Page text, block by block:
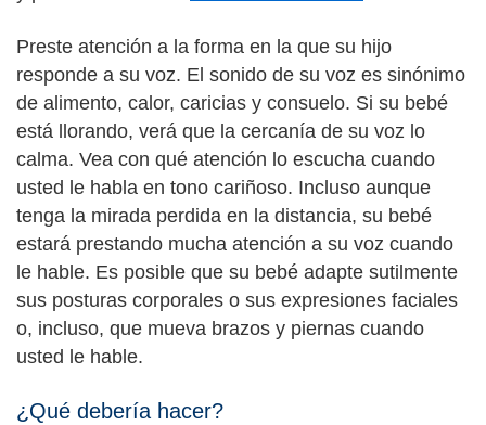
Preste atención a la forma en la que su hijo
responde a su voz. El sonido de su voz es sinónimo
de alimento, calor, caricias y consuelo. Si su bebé
está llorando, verá que la cercanía de su voz lo
calma. Vea con qué atención lo escucha cuando
usted le habla en tono cariñoso. Incluso aunque
tenga la mirada perdida en la distancia, su bebé
estará prestando mucha atención a su voz cuando
le hable. Es posible que su bebé adapte sutilmente
sus posturas corporales o sus expresiones faciales
o, incluso, que mueva brazos y piernas cuando
usted le hable.
¿Qué debería hacer?